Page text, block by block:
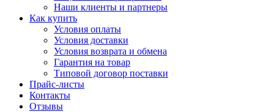
Наши клиенты и партнеры
Как купить
Условия оплаты
Условия доставки
Условия возврата и обмена
Гарантия на товар
Типовой договор поставки
Прайс-листы
Контакты
Отзывы